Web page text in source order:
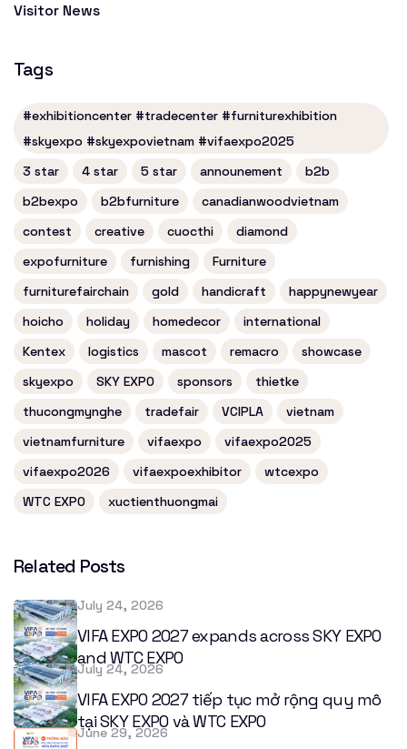
Visitor News
Tags
#exhibitioncenter #tradecenter #furniturexhibition
#skyexpo #skyexpovietnam #vifaexpo2025
3 star
4 star 5 star announement
b2b
b2bexpo
b2bfurniture
canadianwoodvietnam
contest
creative cuocthi
diamond
expofurniture
furnishing
Furniture
furniturefairchain
gold handicraft
happynewyear
hoicho
holiday homedecor
international
Kentex
logistics mascot remacro
showcase
skyexpo
SKY EXPO sponsors
thietke
thucongmynghe
tradefair VCIPLA
vietnam
vietnamfurniture
vifaexpo
vifaexpo2025
vifaexpo2026
vifaexpoexhibitor
wtcexpo
WTC EXPO
xuctienthuongmai
Related Posts
July 24, 2026
VIFA EXPO 2027 expands across SKY EXPO
and WTC EXPO
July 24, 2026
VIFA EXPO 2027 tiếp tục mở rộng quy mô
tại SKY EXPO và WTC EXPO
June 29, 2026